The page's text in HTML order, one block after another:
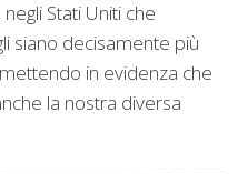
negli Stati Uniti che
siano decisamente più
in evidenza che
la nostra diversa